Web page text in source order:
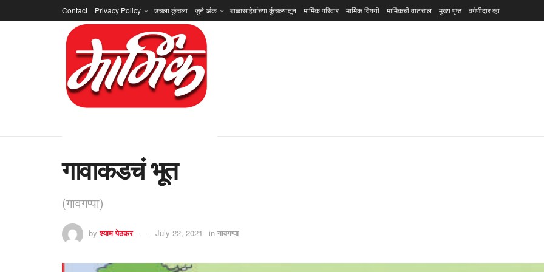
Contact Privacy Policy उचला कुंचला जुने अंक बाळासाहेबांच्या कुंचल्यातून मार्मिक परिवार मार्मिक विषयी मार्मिकची वाटचाल मुख्य पृष्ठ वर्गणीदार व्हा
गावाकडचं भूत
(गावगप्पा)
by श्याम पेठकर July 22, 2021 in गावगप्पा